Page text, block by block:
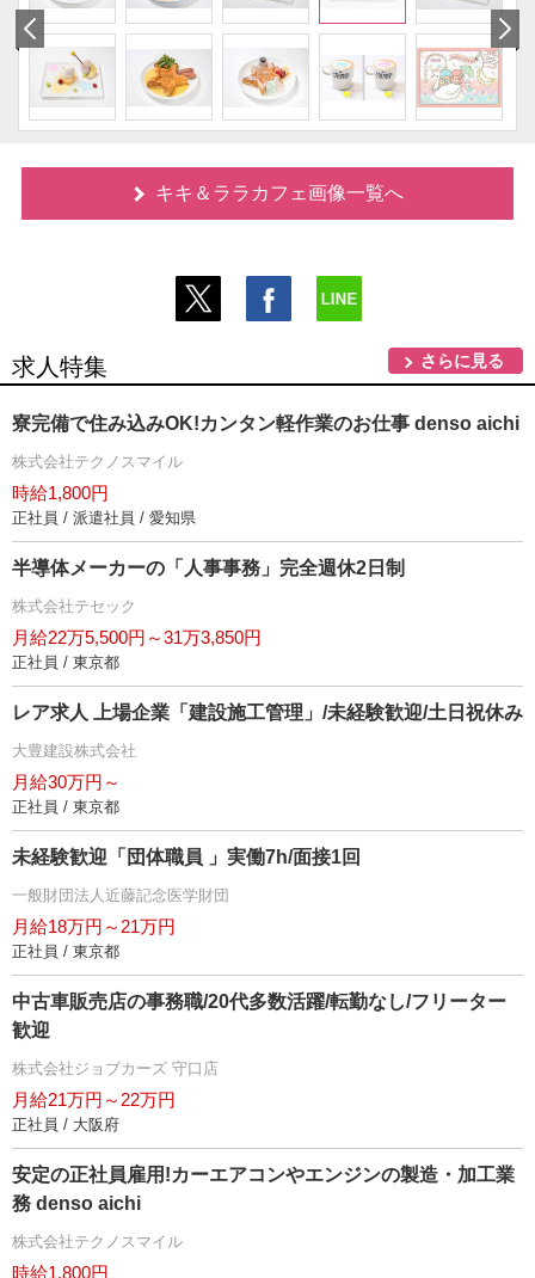
キキ＆ララカフェ画像一覧へ
求人特集 さらに見る
寮完備で住み込みOK!カンタン軽作業のお仕事 denso aichi
株式会社テクノスマイル
時給1,800円
正社員 / 派遣社員 / 愛知県
半導体メーカーの「人事事務」完全週休2日制
株式会社テセック
月給22万5,500円～31万3,850円
正社員 / 東京都
レア求人 上場企業「建設施工管理」/未経験歓迎/土日祝休み
大豊建設株式会社
月給30万円～
正社員 / 東京都
未経験歓迎「団体職員 」実働7h/面接1回
一般財団法人近藤記念医学財団
月給18万円～21万円
正社員 / 東京都
中古車販売店の事務職/20代多数活躍/転勤なし/フリーター
歓迎
株式会社ジョブカーズ 守口店
月給21万円～22万円
正社員 / 大阪府
安定の正社員雇用!カーエアコンやエンジンの製造・加工業
務 denso aichi
株式会社テクノスマイル
時給1,800円